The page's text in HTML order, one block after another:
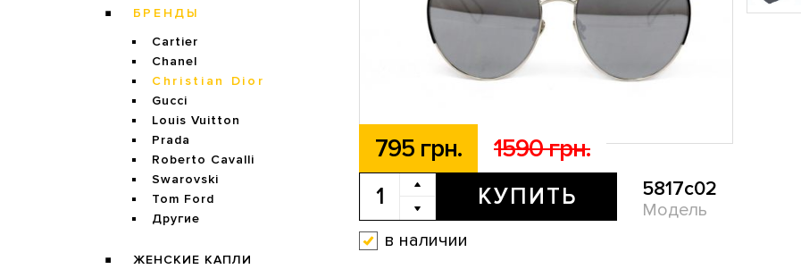
БРЕНДЫ
Cartier
Chanel
Christian Dior
Gucci
Louis Vuitton
Prada
Roberto Cavalli
Swarovski
Tom Ford
Другие
ЖЕНСКИЕ КАПЛИ
795 грн. 1590 грн.
КУПИТЬ 5817c02
Модель
в наличии